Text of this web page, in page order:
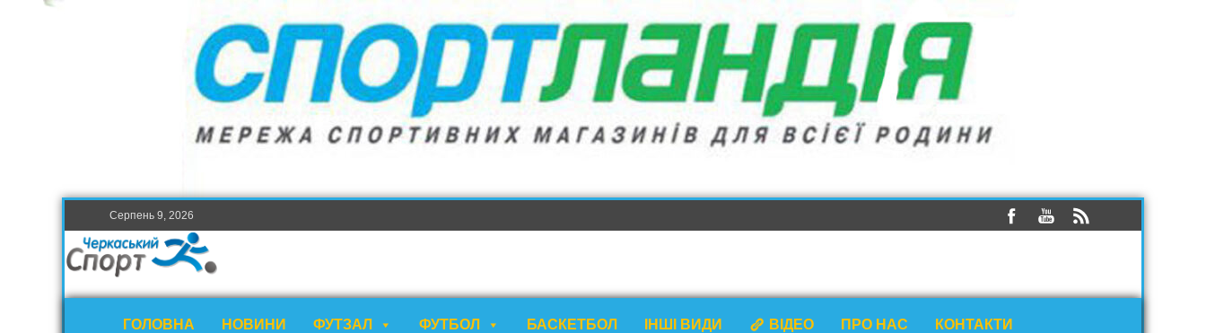
Серпень 9, 2026
ГОЛОВНА НОВИНИ ФУТЗАЛ ФУТБОЛ БАСКЕТБОЛ ІНШІ ВИДИ ВІДЕО ПРО НАС КОНТАКТИ